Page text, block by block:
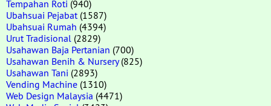
Tempahan Roti (940)
Ubahsuai Pejabat (1587)
Ubahsuai Rumah (4394)
Urut Tradisional (2829)
Usahawan Baja Pertanian (700)
Usahawan Benih & Nursery(825)
Usahawan Tani (2893)
Vending Machine (1310)
Web Design Malaysia (4471)